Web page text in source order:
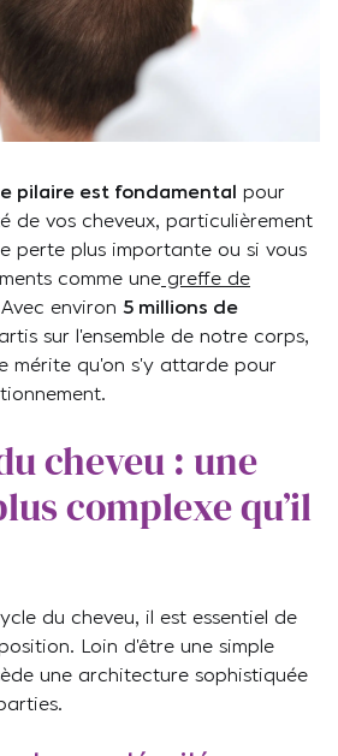
pilaire est fondamental pour
de vos cheveux, particulièrement
perte plus importante ou si vous
comme unegreffe de
environ 5 millions de
sur l’ensemble de notre corps,
mérite qu’on s’y attarde pour
cheveu : une
complexe qu’il
du cheveu, il est essentiel de
Loin d’être une simple
une architecture sophistiquée